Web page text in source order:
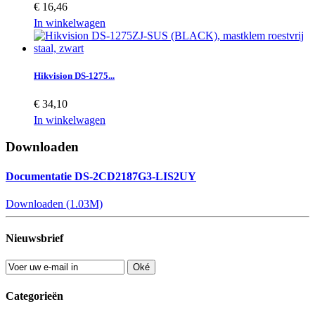
€ 16,46
In winkelwagen
Hikvision DS-1275...
€ 34,10
In winkelwagen
Downloaden
Documentatie DS-2CD2187G3-LIS2UY
Downloaden (1.03M)
Nieuwsbrief
Oké
Categorieën